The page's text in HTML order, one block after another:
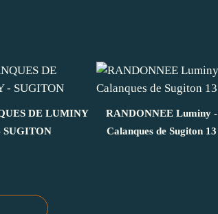
DE LUMINY
SUGITON
RANDONNEE Luminy -
Calanques de Sugiton 13